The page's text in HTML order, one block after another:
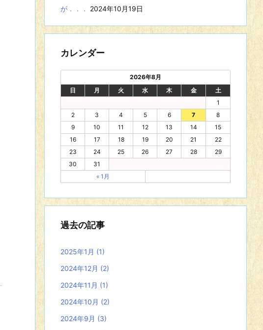
が．．．
2024年10月19日
カレンダー
2026年8月
日
月 火 水 木 金
土
1
2
3 4 5 6 7
8
9
10 11 12 13 14
15
16
17 18 19 20 21
22
23
24 25 26 27 28
29
30
31
« 1月
過去の記事
2025年1月 (1)
2024年12月 (2)
2024年11月 (1)
2024年10月 (2)
2024年9月 (3)